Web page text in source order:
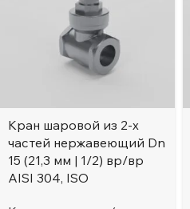
Кран шаровой из 2-х
частей нержавеющий Dn
15 (21,3 мм | 1/2) вр/вр
AISI 304, ISO